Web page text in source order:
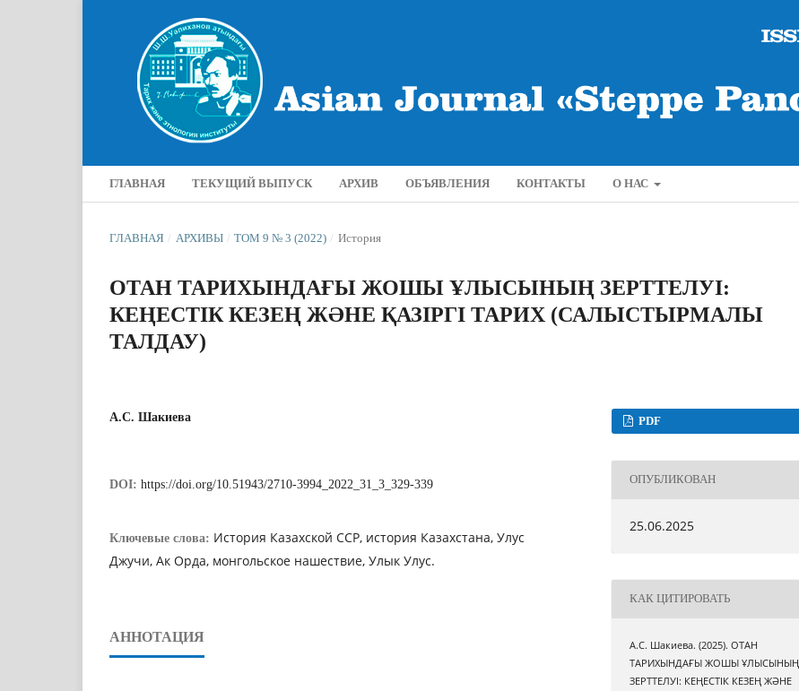
ГЛАВНАЯ ТЕКУЩИЙ ВЫПУСК АРХИВ ОБЪЯВЛЕНИЯ КОНТАКТЫ О НАС
ГЛАВНАЯ / АРХИВЫ / ТОМ 9 № 3 (2022) / История
ОТАН ТАРИХЫНДАҒЫ ЖОШЫ ҰЛЫСЫНЫҢ ЗЕРТТЕЛУІ:
КЕҢЕСТІК КЕЗЕҢ ЖӘНЕ ҚАЗІРГІ ТАРИХ (САЛЫСТЫРМАЛЫ
ТАЛДАУ)
А.С. Шакиева
DOI: https://doi.org/10.51943/2710-3994_2022_31_3_329-339
Ключевые слова: История Казахской ССР, история Казахстана, Улус
Джучи, Ак Орда, монгольское нашествие, Улык Улус.
АННОТАЦИЯ
PDF
ОПУБЛИКОВАН
25.06.2025
КАК ЦИТИРОВАТЬ
А.С. Шакиева. (2025). ОТАН
ТАРИХЫНДАҒЫ ЖОШЫ ҰЛЫСЫНЫҢ
ЗЕРТТЕЛУІ: КЕҢЕСТІК КЕЗЕҢ ЖӘНЕ